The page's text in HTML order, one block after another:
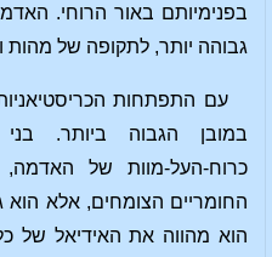
בפנימיותם באור הרוחי.
גבוהה יותר, לתקופה של מהות
עם התפתחות
במובן הגבוה ביותר.
כרוח-העל-מוות של
החומריים הצומחים, אלא הוא
הוא מהווה את האידיאל של